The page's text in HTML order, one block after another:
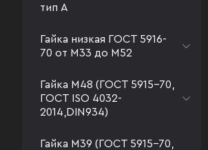
тип А
Гайка низкая ГОСТ 5916-
70 от М33 до М52
Гайка М48 (ГОСТ 5915-70,
ГОСТ ISO 4032-
2014,DIN934)
Гайка М39 (ГОСТ 5915-70,